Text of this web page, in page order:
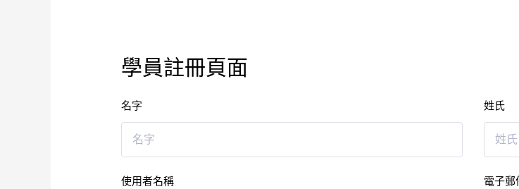
學員註冊頁面
名字 姓氏
使用者名稱 電子郵